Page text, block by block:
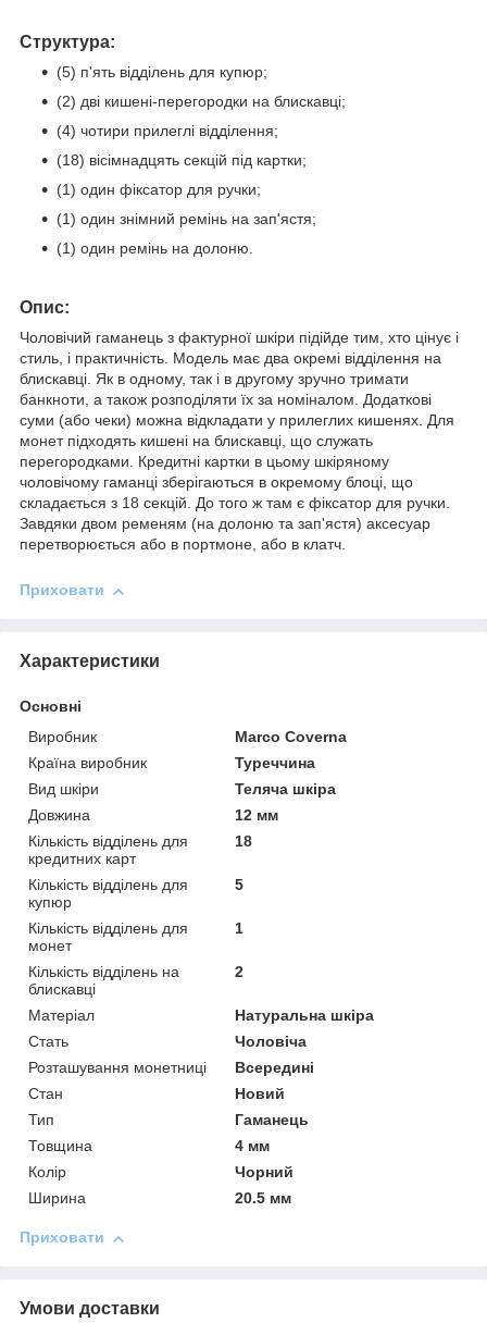
Структура:
(5) п'ять відділень для купюр;
(2) дві кишені-перегородки на блискавці;
(4) чотири прилеглі відділення;
(18) вісімнадцять секцій під картки;
(1) один фіксатор для ручки;
(1) один знімний ремінь на зап'ястя;
(1) один ремінь на долоню.
Опис:
Чоловічий гаманець з фактурної шкіри підійде тим, хто цінує і
стиль, і практичність. Модель має два окремі відділення на
блискавці. Як в одному, так і в другому зручно тримати
банкноти, а також розподіляти їх за номіналом. Додаткові
суми (або чеки) можна відкладати у прилеглих кишенях. Для
монет підходять кишені на блискавці, що служать
перегородками. Кредитні картки в цьому шкіряному
чоловічому гаманці зберігаються в окремому блоці, що
складається з 18 секцій. До того ж там є фіксатор для ручки.
Завдяки двом ременям (на долоню та зап'ястя) аксесуар
перетворюється або в портмоне, або в клатч.
Приховати
Характеристики
Основні
Виробник
Marco Coverna
Країна виробник
Туреччина
Вид шкіри
Теляча шкіра
Довжина
12 мм
Кількість відділень для
кредитних карт
18
Кількість відділень для
купюр
5
Кількість відділень для
монет
1
Кількість відділень на
блискавці
2
Матеріал
Натуральна шкіра
Стать
Чоловіча
Розташування монетниці
Всередині
Стан
Новий
Тип
Гаманець
Товщина
4 мм
Колір
Чорний
Ширина
20.5 мм
Приховати
Умови доставки